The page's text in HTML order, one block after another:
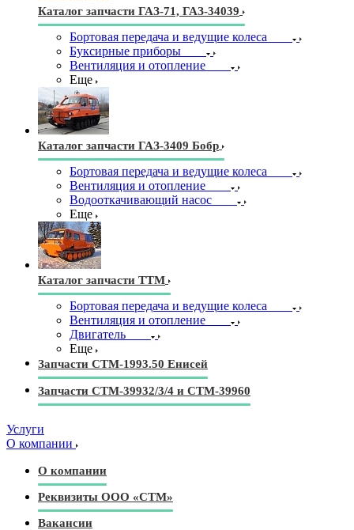
Каталог запчасти ГАЗ-71, ГАЗ-34039
Бортовая передача и ведущие колеса
Буксирные приборы
Вентиляция и отопление
Еще
Каталог запчасти ГАЗ-3409 Бобр
Бортовая передача и ведущие колеса
Вентиляция и отопление
Водооткачивающий насос
Еще
Каталог запчасти ТТМ
Бортовая передача и ведущие колеса
Вентиляция и отопление
Двигатель
Еще
Запчасти СТМ-1993.50 Енисей
Запчасти СТМ-39932/3/4 и СТМ-39960
Услуги
О компании
О компании
Реквизиты ООО «СТМ»
Вакансии